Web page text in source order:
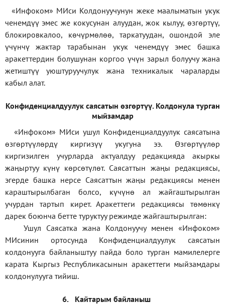
«Инфоком» МИси Колдонуучунун жеке маалыматын укук
ченемдүү эмес же кокусунан алуудан, жок кылуу, өзгөртүү,
блокировкалоо, көчүрмөлөө, таркатуудан, ошондой эле
үчүнчү жактар тарабынан укук ченемдүү эмес башка
аракеттердин болушунан коргоо үчүн зарыл болуучу жана
жетиштүү уюштуруучулук жана техникалык чараларды
кабыл алат.
Конфиденциалдуулук саясатын өзгөртүү. Колдонула турган
мыйзамдар
«Инфоком» МИси ушул Конфиденциалдуулук саясатына
өзгөртүүлөрдү киргизүү укугуна ээ. Өзгөртүүлөр
киргизилген учурларда актуалдуу редакцияда акыркы
жаңыртуу күнү көрсөтүлөт. Саясаттын жаңы редакциясы,
эгерде башка нерсе Саясаттын жаңы редакциясы менен
караштырылбаган болсо, күчүнө ал жайгаштырылган
учурдан тартып кирет. Аракеттеги редакциясы төмөнкү
дарек боюнча бетте туруктуу режимде жайгаштырылган:
Ушул Саясатка жана Колдонуучу менен «Инфоком»
МИсинин ортосунда Конфиденциалдуулук саясатын
колдонууга байланыштуу пайда боло турган мамилелерге
карата Кыргыз Республикасынын аракеттеги мыйзамдары
колдонулууга тийиш.
6. Кайтарым байланыш